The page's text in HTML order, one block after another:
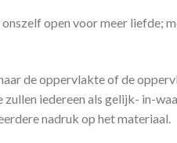
open voor meer liefde;
de oppervlakte of de
iedereen als gelijk- in-
nadruk op het materiaal.